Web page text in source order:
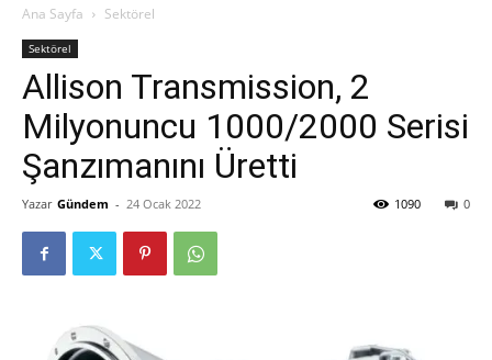
Ana Sayfa Sektörel
Sektörel
Allison Transmission, 2
Milyonuncu 1000/2000 Serisi
Şanzımanını Üretti
Yazar Gündem - 24 Ocak 2022 0
1090